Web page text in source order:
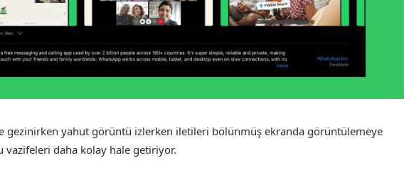
gezinirken yahut görüntü izlerken iletileri bölünmüş ekranda görüntülemeye
vazifeleri daha kolay hale getiriyor.